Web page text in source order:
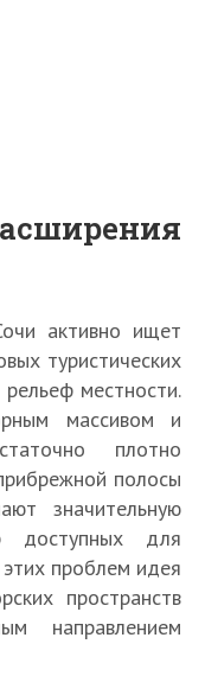
активно ищет
туристических
местности.
массивом и
плотно
полосы
значительную
доступных для
проблем идея
пространств
направлением